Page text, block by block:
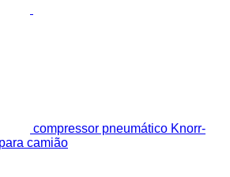
compressor pneumático Knorr-
camião